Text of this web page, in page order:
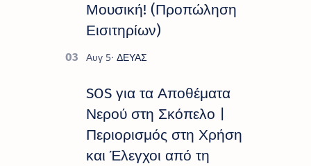
Μουσική! (Προπώληση
Εισιτηρίων)
SOS για τα Αποθέματα
Νερού στη Σκόπελο |
Περιορισμός στη Χρήση
και Έλεγχοι από τη